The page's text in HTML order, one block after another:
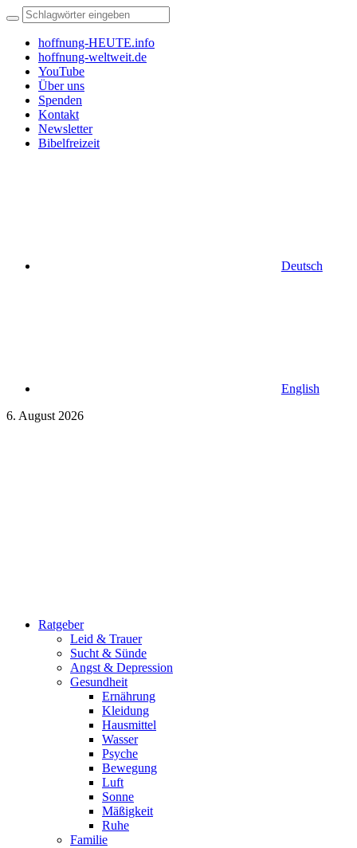
hoffnung-HEUTE.info
hoffnung-weltweit.de
YouTube
Über uns
Spenden
Kontakt
Newsletter
Bibelfreizeit
Deutsch
English
6. August 2026
Ratgeber
Leid & Trauer
Sucht & Sünde
Angst & Depression
Gesundheit
Ernährung
Kleidung
Hausmittel
Wasser
Psyche
Bewegung
Luft
Sonne
Mäßigkeit
Ruhe
Familie